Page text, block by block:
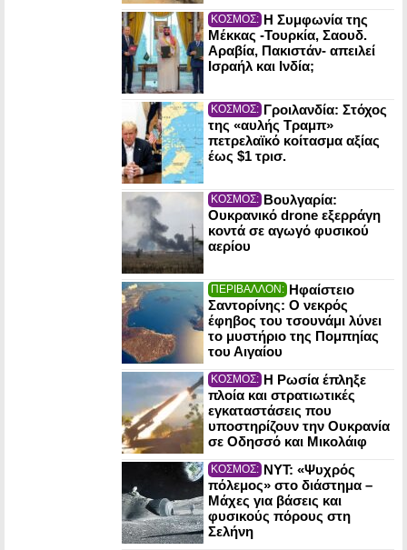
ΚΟΣΜΟΣ: Η Συμφωνία της
Μέκκας -Τουρκία, Σαουδ.
Αραβία, Πακιστάν- απειλεί
Ισραήλ και Ινδία;
ΚΟΣΜΟΣ: Γροιλανδία: Στόχος
της «αυλής Τραμπ»
πετρελαϊκό κοίτασμα αξίας
έως $1 τρισ.
ΚΟΣΜΟΣ: Βουλγαρία:
Ουκρανικό drone εξερράγη
κοντά σε αγωγό φυσικού
αερίου
ΠΕΡΙΒΑΛΛΟΝ: Ηφαίστειο
Σαντορίνης: Ο νεκρός
έφηβος του τσουνάμι λύνει
το μυστήριο της Πομπηίας
του Αιγαίου
ΚΟΣΜΟΣ: Η Ρωσία έπληξε
πλοία και στρατιωτικές
εγκαταστάσεις που
υποστηρίζουν την Ουκρανία
σε Οδησσό και Μικολάιφ
ΚΟΣΜΟΣ: NYT: «Ψυχρός
πόλεμος» στο διάστημα –
Μάχες για βάσεις και
φυσικούς πόρους στη
Σελήνη